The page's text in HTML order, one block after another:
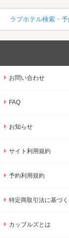
ラブホテル検索・
お問い合わせ
FAQ
お知らせ
サイト利用規約
予約利用規約
特定商取引法に基づ
カップルズとは